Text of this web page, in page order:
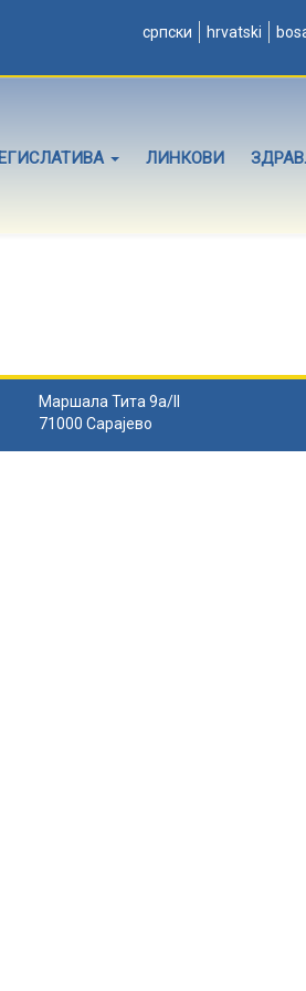
српски hrvatski
ЛИНКОВИ
Маршала Тита 9а/II
71000 Сарајево